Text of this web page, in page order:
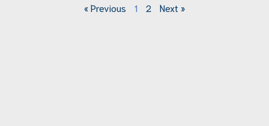
« Previous 1 2 Next »